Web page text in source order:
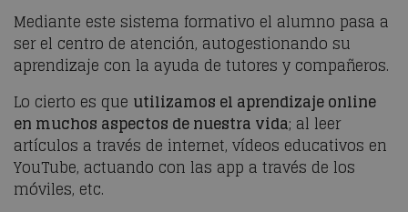
Mediante este sistema formativo el alumno pasa a
ser el centro de atención, autogestionando su
aprendizaje con la ayuda de tutores y compañeros.
Lo cierto es que utilizamos el aprendizaje online
en muchos aspectos de nuestra vida; al leer
artículos a través de internet, vídeos educativos en
YouTube, actuando con las app a través de los
móviles, etc.